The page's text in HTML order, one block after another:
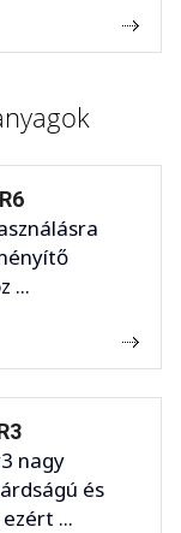
...
nagy
és
...